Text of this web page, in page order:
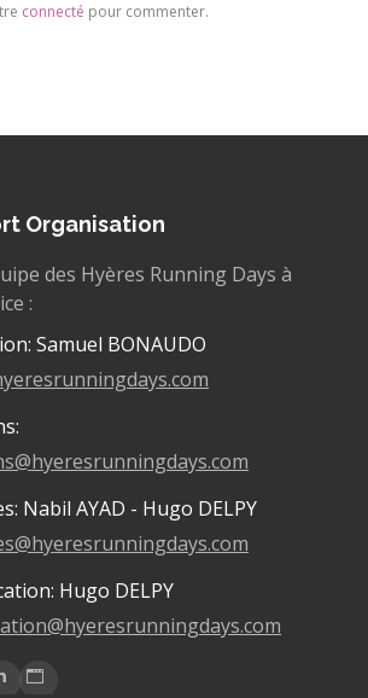
connecté pour commenter.
Organisation
des Hyères Running Days à
:
Samuel BONAUDO
Nabil AYAD - Hugo DELPY
Hugo DELPY
sur :
La